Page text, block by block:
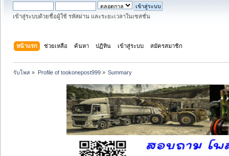
เข้าสู่ระบบด้วยชื่อผู้ใช้ รหัสผ่าน และระยะเวลาในเซสชั่น
หน้าแรก ช่วยเหลือ ค้นหา ปฏิทิน เข้าสู่ระบบ สมัครสมาชิก
รับโพส » Profile of tookonepost999» Summary